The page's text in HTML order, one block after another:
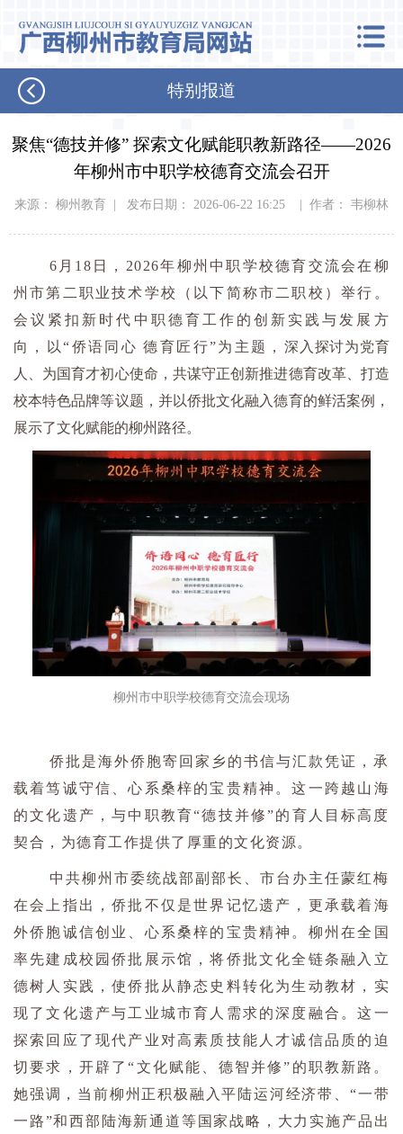
特别报道
聚焦“德技并修” 探索文化赋能职教新路径——2026
年柳州市中职学校德育交流会召开
来源： 柳州教育 | 发布日期： 2026-06-22 16:25 | 作者： 韦柳林
6月18日，2026年柳州中职学校德育交流会在柳
州市第二职业技术学校（以下简称市二职校）举行。
会议紧扣新时代中职德育工作的创新实践与发展方
向，
以“侨语同心 德育匠行”为主题， 深入探讨为党育
人、为国育才初心使命，共谋守正创新推进德育改革、打造
校本特色品牌等议题，并以侨批文化融入德育的鲜活案例，
展示了文化赋能的柳州路径。
柳州市中职学校德育交流会现场
侨批是海外侨胞寄回家乡的书信与汇款凭证，承
载着笃诚守信、心系桑梓的宝贵精神。这一跨越山海
的文化遗产，与中职教育“德技并修”的育人目标高度
契合，为德育工作提供了厚重的文化资源。
中共柳州市委统战部副部长、市台办主任蒙红梅
在会上指出，侨批不仅是世界记忆遗产，更承载着海
外侨胞诚信创业、心系桑梓的宝贵精神。柳州在全国
率先建成校园侨批展示馆，将侨批文化全链条融入立
德树人实践，使侨批从静态史料转化为生动教材，实
现了文化遗产与工业城市育人需求的深度融合。这一
探索回应了现代产业对高素质技能人才诚信品质的迫
切要求，开辟了“文化赋能、德智并修”的职教新路。
她强调，当前柳州正积极融入平陆运河经济带、“一带
一路”和西部陆海新通道等国家战略，大力实施产品出